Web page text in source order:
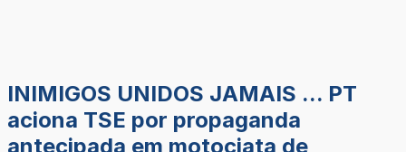
INIMIGOS UNIDOS JAMAIS ... PT
aciona TSE por propaganda
antecipada em motociata de